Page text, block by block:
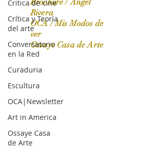
Critica de cine
Crítica y Teoría
del arte
Conversatorio
en la Red
Curaduria
Escultura
OCA|Newsletter
Art in America
Ossaye Casa
de Arte
OCA|News 31 / Marzo-Abril / 2024
Brochure / Ángel
Rivera
OCA / Mis Modos de
ver
Ossaye Casa de Arte